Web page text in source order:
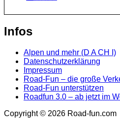
Infos
Alpen und mehr (D A CH I)
Datenschutzerklärung
Impressum
Road-Fun – die große
Road-Fun unterstützen
Roadfun 3.0 – ab jetzt im
Copyright © 2026 Road-fun.com